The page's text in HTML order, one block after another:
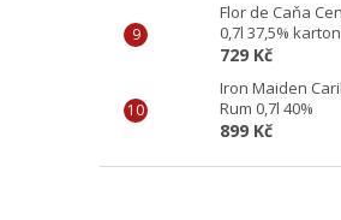
Flor de Caňa
0,7l 37,5% karton
729 Kč
Iron Maiden
Rum 0,7l 40%
899 Kč